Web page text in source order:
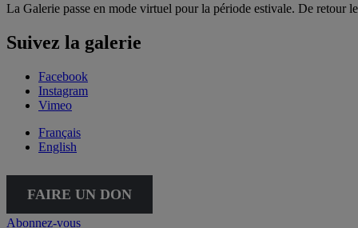
La Galerie passe en mode virtuel pour la période estivale. De retour
Suivez la galerie
Facebook
Instagram
Vimeo
Français
English
FAIRE UN DON
Abonnez-vous